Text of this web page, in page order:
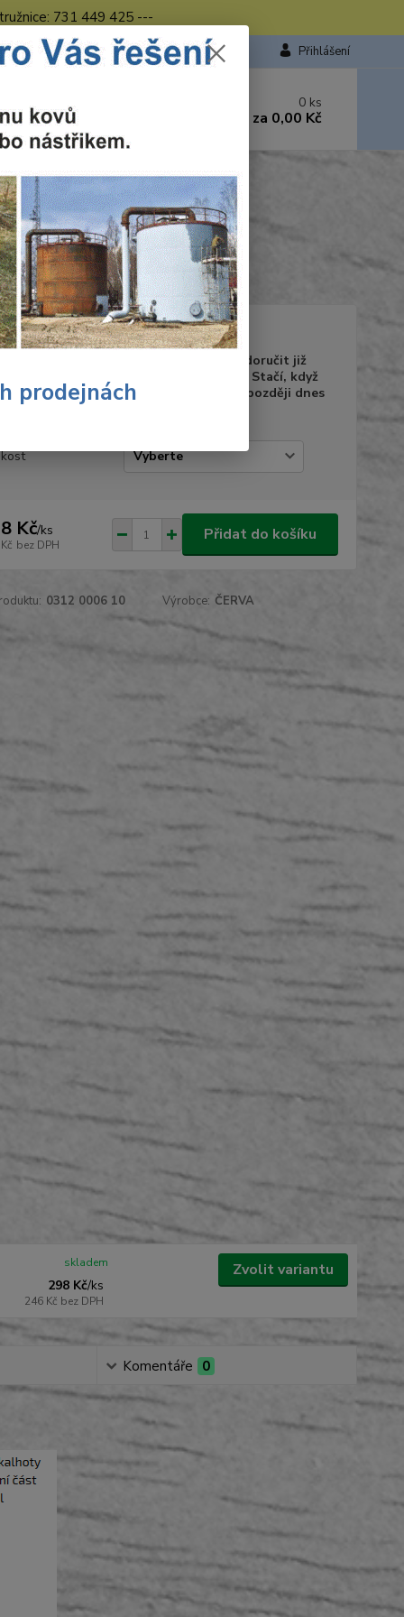
731 449 425 ---
Přihlášení
423
- 16.00 hod.
0 ks
za 0,00 Kč
oblek CARINA ČERVA - zelený
Ohodnotit produkt
skladem
Zboží Vám můžeme doručit již
10.08.2026 do 18:00. Stačí, když
zboží objednáte nejpozději dnes
Kč/ks
bez DPH
Přidat do košíku
0312 0006 10 Výrobce: ČERVA
298 Kč/ks
246 Kč bez DPH
skladem Zvolit variantu
Komentáře 0
prodejnách